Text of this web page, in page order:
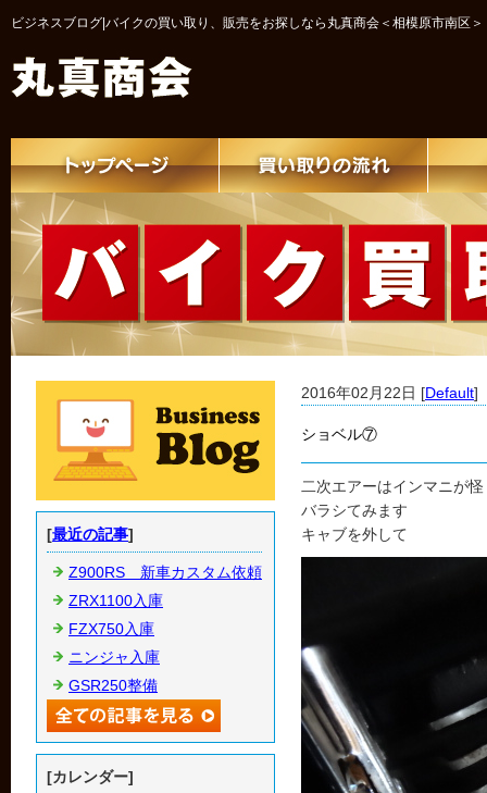
ビジネスブログ|バイクの買い取り、販売をお探しなら丸真商会＜相模原市南区＞
2016年02月22日 [Default]
ショベル⑦
二次エアーはインマニが
バラシてみます
キャブを外して
[最近の記事]
Z900RS 新車カスタム依頼
ZRX1100入庫
FZX750入庫
ニンジャ入庫
GSR250整備
[カレンダー]